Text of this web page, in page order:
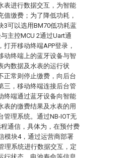
表进行数据交互，为智能
缴费；为了降低功耗，
3可以选用BM70低功耗蓝
主控MCU 2通过Uart通
开移动终端APP登录，
动终端上的蓝牙设备与智
内数据及水表的运行状
正常则停止缴费，向后台
三，移动终端连接后台管
终端通过蓝牙设备向智能
表的缴费结果及水表的用
管理系统。通过NB-IOT无
通信，具体为，在预付费
模块4，通过运营商部署
理系统进行数据交互，定